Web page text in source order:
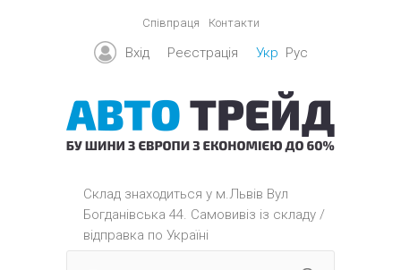
Співпраця Контакти
Вхід Реєстрація Укр Рус
Склад знаходиться y м.Львів Вул
Богданівська 44. Самовивіз із складу /
відправка по Україні